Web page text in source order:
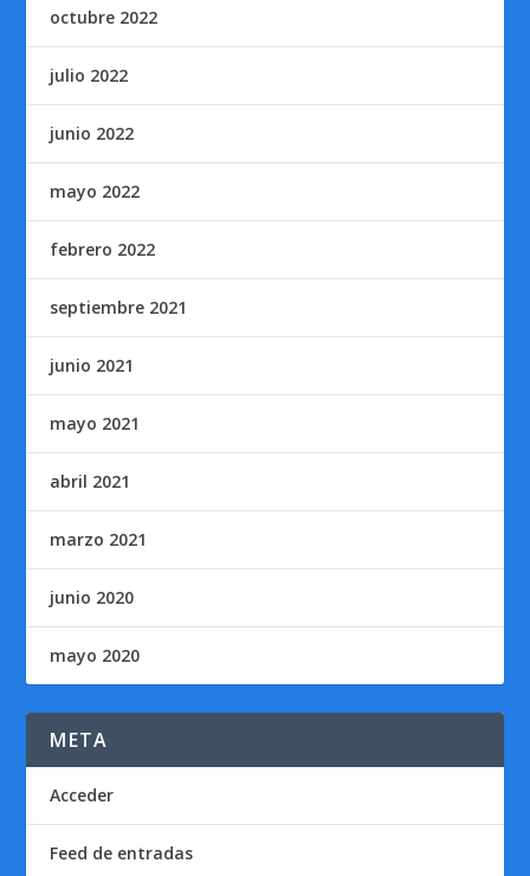
octubre 2022
julio 2022
junio 2022
mayo 2022
febrero 2022
septiembre 2021
junio 2021
mayo 2021
abril 2021
marzo 2021
junio 2020
mayo 2020
META
Acceder
Feed de entradas